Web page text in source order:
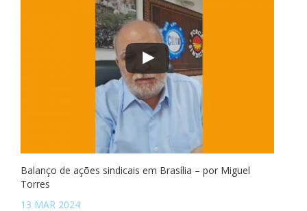
Balanço de ações sindicais em Brasília – por Miguel
Torres
13 MAR 2024